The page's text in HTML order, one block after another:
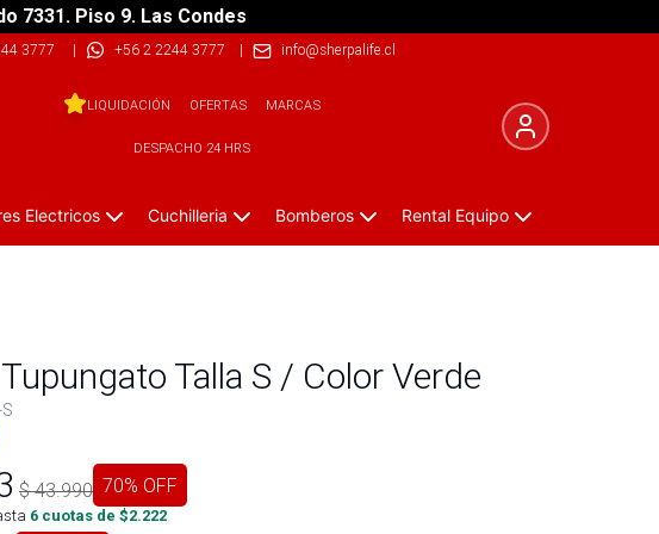
7331. Piso 9. Las Condes
3777 | +56 2 2244 3777 | info@sherpalife.cl
LIQUIDACIÓN OFERTAS MARCAS
DESPACHO 24 HRS
Electricos Cuchilleria Bomberos Rental Equipo
Talla S / Color Verde
$43.990 70% OFF
6 cuotas de $2.222